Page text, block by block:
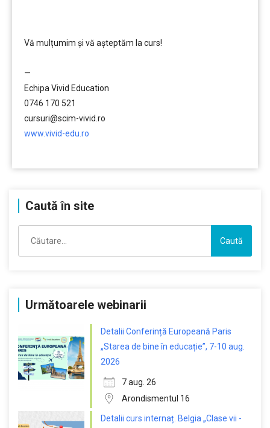
Vă mulțumim și vă aşteptăm la curs!
—
Echipa Vivid Education
0746 170 521
cursuri@scim-vivid.ro
www.vivid-edu.ro
Caută în site
după:
Următoarele webinarii
Detalii Conferință Europeană Paris
„Starea de bine în educație”, 7-10 aug.
2026
7 aug. 26
Arondismentul 16
Detalii curs internaț. Belgia „Clase vii -